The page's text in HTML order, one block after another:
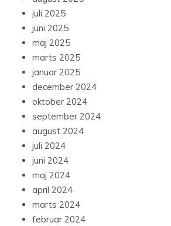
juli 2025
juni 2025
maj 2025
marts 2025
januar 2025
december 2024
oktober 2024
september 2024
august 2024
juli 2024
juni 2024
maj 2024
april 2024
marts 2024
februar 2024